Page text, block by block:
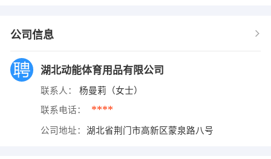
公司信息
湖北动能体育用品有限公司
联系人： 杨曼莉（女士）
联系电话： ****
公司地址： 湖北省荆门市高新区蒙泉路八号